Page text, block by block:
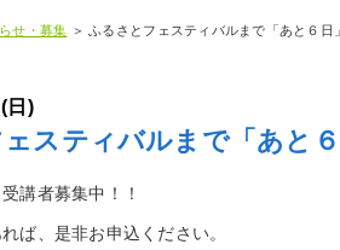
せ・募集 ＞ ふるさとフェスティバルまで「あと６日
日)
スティバルまで「あと
講者募集中！！
ば、是非お申込ください。